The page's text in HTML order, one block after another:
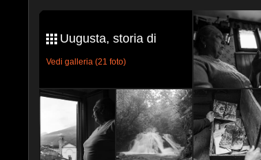
Uugusta, storia di
Vedi galleria (21 foto)